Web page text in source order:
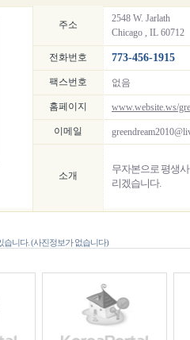
주소
2548 W. Jarlath
Chicago , IL 60712
전화번호 773-456-1915
팩스번호 없음
홈페이지 www.website.ws/
이메일
소개
무자본으로 평생
리겠습니다.
습니다. (사진정보가 없습니다)